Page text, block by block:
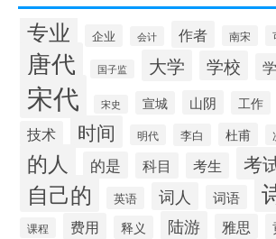
专业 企业 会计 作者 南宋
唐代 国子监 大学 学校
宋代 宋史 宣城 山阴 工作
技术 时间 明代 李白 杜甫
的人 的是 科目 考生 考
自己的 英语 词人 词语
课程 费用 释义 陆游 雅思